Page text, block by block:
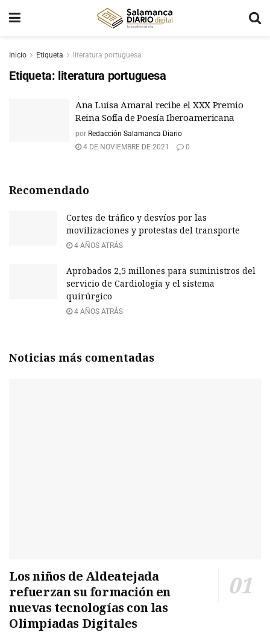
Inicio Etiqueta literatura portuguesa
Etiqueta: literatura portuguesa
Ana Luísa Amaral recibe el XXX Premio
Reina Sofía de Poesía Iberoamericana
por Redacción Salamanca Diario
4 DE NOVIEMBRE DE 2021
0
Recomendado
Cortes de tráfico y desvíos por las
movilizaciones y protestas del transporte
4 AÑOS ATRÁS
Aprobados 2,5 millones para suministros del
servicio de Cardiología y el sistema
quirúrgico
4 AÑOS ATRÁS
Noticias más comentadas
Los niños de Aldeatejada
refuerzan su formación en
nuevas tecnologías con las
Olimpiadas Digitales